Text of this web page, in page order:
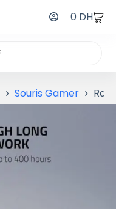
0 DH
Souris Gamer